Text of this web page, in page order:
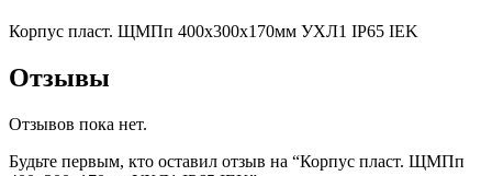
Корпус пласт. ЩМПп 400х300х170мм УХЛ1 IP65 IEK
Отзывы
Отзывов пока нет.
Будьте первым, кто оставил отзыв на “Корпус пласт. ЩМПп